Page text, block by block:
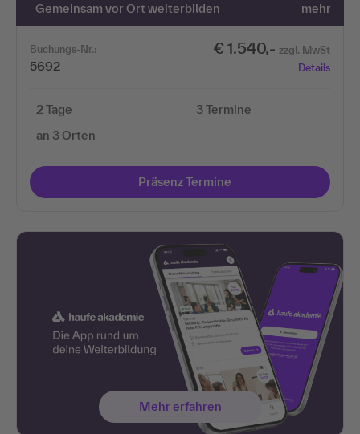
Gemeinsam vor Ort weiterbilden mehr
Buchungs-Nr.:
5692
€ 1.540,- zzgl. MwSt
Details
2 Tage
an 3 Orten
3 Termine
Präsenz Termine
Mehr erfahren